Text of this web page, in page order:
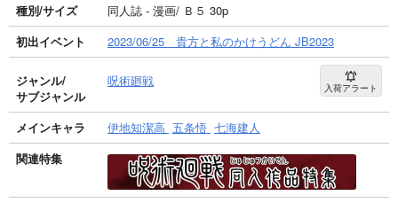
種別/サイズ
同人誌 - 漫画/ Ｂ５ 30p
初出イベント
2023/06/25 貴方と私のかけうどん JB2023
ジャンル/
サブジャンル
呪術廻戦 入荷アラート
メインキャラ 伊地知潔高 五条悟 七海建人
関連特集